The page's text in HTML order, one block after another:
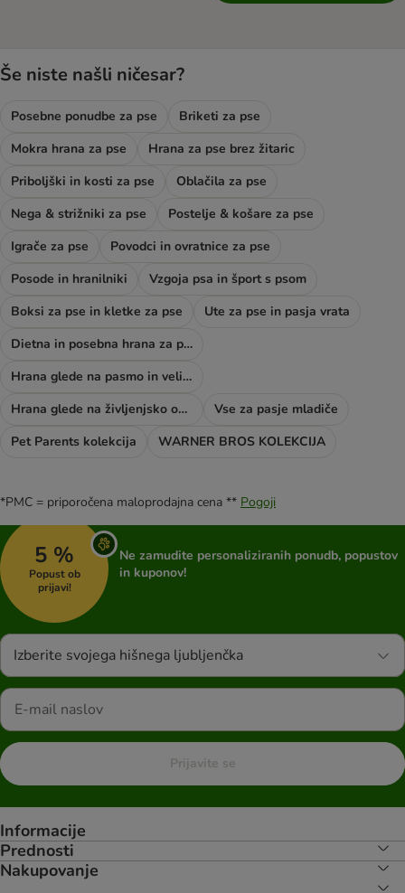
Še niste našli ničesar?
Posebne ponudbe za pse
Briketi za pse
Mokra hrana za pse
Hrana za pse brez žitaric
Priboljški in kosti za pse
Oblačila za pse
Nega & strižniki za pse
Postelje & košare za pse
Igrače za pse
Povodci in ovratnice za pse
Posode in hranilniki
Vzgoja psa in šport s psom
Boksi za pse in kletke za pse
Ute za pse in pasja vrata
Dietna in posebna hrana za pse
Hrana glede na pasmo in velikost psa
Hrana glede na življenjsko obdobje psa
Vse za pasje mladiče
Pet Parents kolekcija
WARNER BROS KOLEKCIJA
*PMC = priporočena maloprodajna cena ** Pogoji
5 %
Popust ob
prijavi!
Ne zamudite personaliziranih ponudb, popustov
in kuponov!
Izberite svojega hišnega ljubljenčka
Prijavite se
Informacije
Prednosti
Nakupovanje